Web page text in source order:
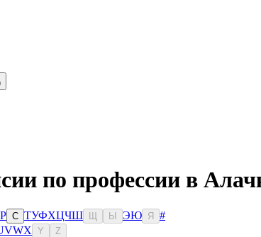
по профессии в
Р С ТУФХЦЧШ Ы ЭЮ Я
#
VWX Y Z